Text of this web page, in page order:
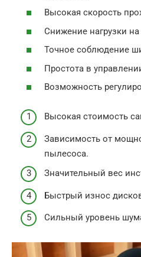
Высокая скорость
Снижение нагрузки
Точное соблюдение
Простота в
Возможность
Высокая стоимость
Зависимость от
пылесоса.
Значительный вес
Быстрый износ
Сильный уровень